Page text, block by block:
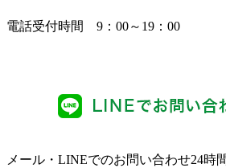
電話受付時間 9：00～19：00
メール・LINEでのお問い合わせ24時